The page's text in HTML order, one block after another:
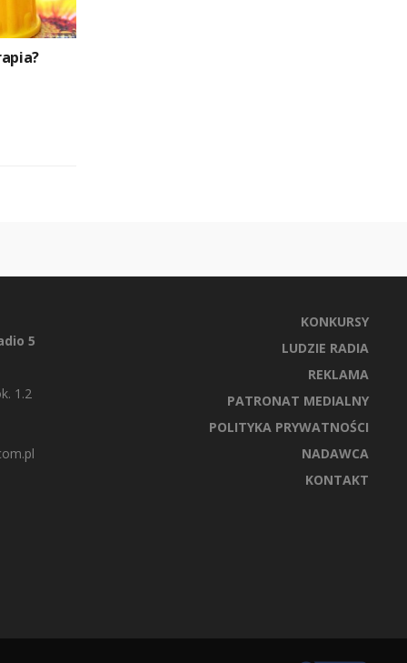
5
1.2
KONKURSY
LUDZIE RADIA
REKLAMA
PATRONAT MEDIALNY
POLITYKA PRYWATNOŚCI
NADAWCA
KONTAKT